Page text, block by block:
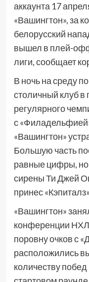
аккаунта 17
«Вашингтон», за
белорусский
вышел в плей-
лиги, сообщает
В ночь на среду
столичный клуб
регулярного
с
«Вашингтон»
Большую часть
равные цифры,
сирены Ти Джей
принес
«Вашингтон»
конференции
поровну очков с
расположились
количеству